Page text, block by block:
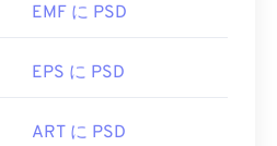
EMF に PSD
EPS に PSD
ART に PSD